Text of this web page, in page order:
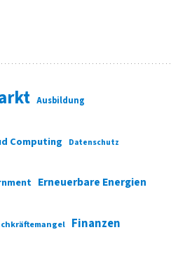
Ausbildung
Computing Datenschutz
Erneuerbare Energien
Finanzen